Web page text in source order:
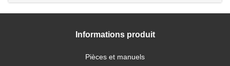
Informations produit
Pièces et manuels